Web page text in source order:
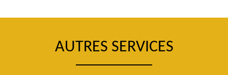
AUTRES SERVICES